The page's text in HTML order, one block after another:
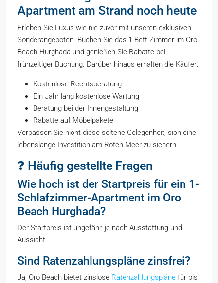
Apartment am Strand noch heute
Erleben Sie Luxus wie nie zuvor mit unseren exklusiven
Sonderangeboten. Buchen Sie das 1-Bett-Zimmer im Oro
Beach Hurghada und genießen Sie Rabatte bei
frühzeitiger Buchung. Darüber hinaus erhalten die Käufer:
Kostenlose Rechtsberatung
Ein Jahr lang kostenlose Wartung
Beratung bei der Innengestaltung
Rabatte auf Möbelpakete
Verpassen Sie nicht diese seltene Gelegenheit, sich eine
lebenslange Investition am Roten Meer zu sichern.
❓ Häufig gestellte Fragen
Wie hoch ist der Startpreis für ein 1-
Schlafzimmer-Apartment im Oro
Beach Hurghada?
Der Startpreis ist ungefähr, je nach Ausstattung und
Aussicht.
Sind Ratenzahlungspläne zinsfrei?
Ja, Oro Beach bietet zinslose Ratenzahlungspläne für bis